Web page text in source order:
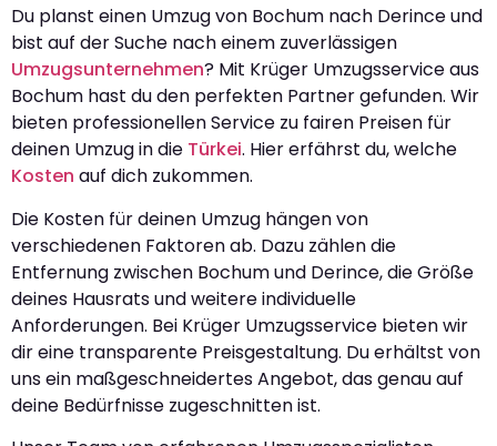
Du planst einen Umzug von Bochum nach Derince und
bist auf der Suche nach einem zuverlässigen
Umzugsunternehmen? Mit Krüger Umzugsservice aus
Bochum hast du den perfekten Partner gefunden. Wir
bieten professionellen Service zu fairen Preisen für
deinen Umzug in die Türkei. Hier erfährst du, welche
Kosten auf dich zukommen.
Die Kosten für deinen Umzug hängen von
verschiedenen Faktoren ab. Dazu zählen die
Entfernung zwischen Bochum und Derince, die Größe
deines Hausrats und weitere individuelle
Anforderungen. Bei Krüger Umzugsservice bieten wir
dir eine transparente Preisgestaltung. Du erhältst von
uns ein maßgeschneidertes Angebot, das genau auf
deine Bedürfnisse zugeschnitten ist.